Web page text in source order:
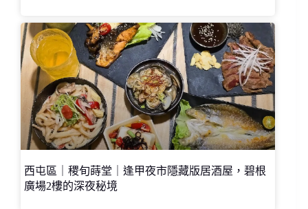
西屯區｜稷旬蒔堂｜逢甲夜市隱藏版居酒屋，碧根
廣場2樓的深夜秘境